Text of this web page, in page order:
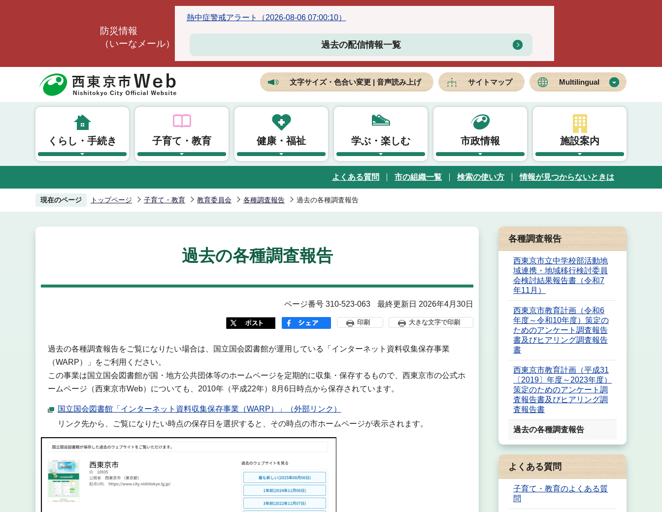
防災情報
（いーなメール）
熱中症警戒アラート（2026-08-06 07:00:10）
過去の配信情報一覧
文字サイズ・色合い変更 | 音声読み上げ サイトマップ Multilingual
くらし・手続き 子育て・教育 健康・福祉 学ぶ・楽しむ 市政情報 施設案内
よくある質問 市の組織一覧 検索の使い方 情報が見つからないときは
現在のページ トップページ 子育て・教育 教育委員会 各種調査報告 過去の各種調査報告
過去の各種調査報告
ページ番号 310-523-063 最終更新日 2026年4月30日
印刷 大きな文字で印刷
過去の各種調査報告をご覧になりたい場合は、国立国会図書館が運用している「インターネット資料収集保存事業
（WARP）」をご利用ください。
この事業は国立国会図書館が国・地方公共団体等のホームページを定期的に収集・保存するもので、西東京市の公式ホ
ームページ（西東京市Web）についても、2010年（平成22年）8月6日時点から保存されています。
国立国会図書館「インターネット資料収集保存事業（WARP）」（外部リンク）
リンク先から、ご覧になりたい時点の保存日を選択すると、その時点の市ホームページが表示されます。
各種調査報告
西東京市立中学校部活動地
域連携・地域移行検討委員
会検討結果報告書（令和7
年11月）
西東京市教育計画（令和6
年度～令和10年度）策定の
ためのアンケート調査報告
書及びヒアリング調査報告
書
西東京市教育計画（平成31
〔2019〕年度～2023年度）
策定のためのアンケート調
査報告書及びヒアリング調
査報告書
過去の各種調査報告
よくある質問
子育て・教育のよくある質
問